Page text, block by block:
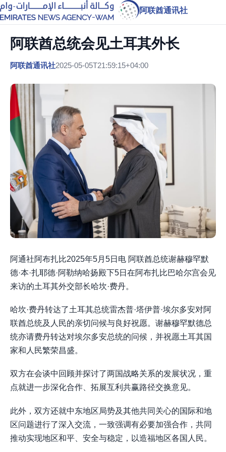
阿联酋通讯社
阿联酋总统会见土耳其外长
阿联酋通讯社2025-05-05T21:59:15+04:00
阿通社阿布扎比2025年5月5日电 阿联酋总统谢赫穆罕默
德·本·扎耶德·阿勒纳哈扬殿下5日在阿布扎比巴哈尔宫会见
来访的土耳其外交部长哈坎·费丹。
哈坎·费丹转达了土耳其总统雷杰普·塔伊普·埃尔多安对阿
联酋总统及人民的亲切问候与良好祝愿。谢赫穆罕默德总
统亦请费丹转达对埃尔多安总统的问候，并祝愿土耳其国
家和人民繁荣昌盛。
双方在会谈中回顾并探讨了两国战略关系的发展状况，重
点就进一步深化合作、拓展互利共赢路径交换意见。
此外，双方还就中东地区局势及其他共同关心的国际和地
区问题进行了深入交流，一致强调有必要加强合作，共同
推动实现地区和平、安全与稳定，以造福地区各国人民。